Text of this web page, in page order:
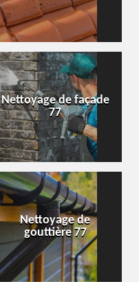
Nettoyage de façade
77
Nettoyage de
gouttière 77